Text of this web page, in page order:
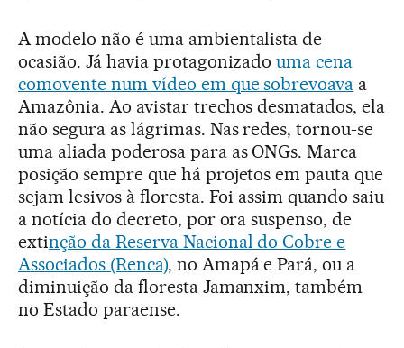
A modelo não é uma ambientalista de
ocasião. Já havia protagonizadouma cena
comovente num vídeo em que sobrevoava a
Amazônia. Ao avistar trechos desmatados, ela
não segura as lágrimas. Nas redes, tornou-se
uma aliada poderosa para as ONGs. Marca
posição sempre que há projetos em pauta que
sejam lesivos à floresta. Foi assim quando saiu
a notícia do decreto, por ora suspenso, de
extinção da Reserva Nacional do Cobre e
Associados (Renca), no Amapá e Pará, ou a
diminuição da floresta Jamanxim, também
no Estado paraense.